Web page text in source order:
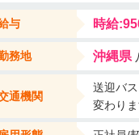
当に静か。 夜はスタッ
日本全国各地からきて
最高齢は、80代の地元
してみてはどうでしょう
与 時給
務地 沖縄県
通機関
送迎バ
変わりま